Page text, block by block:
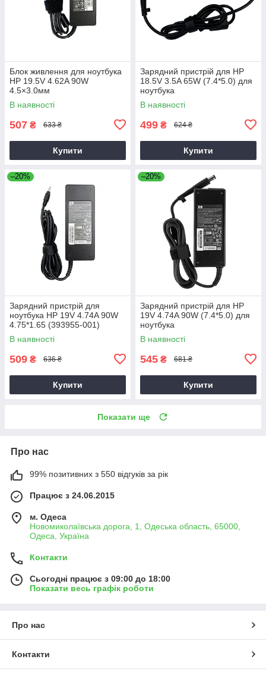
Блок живлення для ноутбука
HP 19.5V 4.62A 90W
4.5×3.0мм
В наявності
507 ₴ 633 ₴
Купити
Зарядний пристрій для HP
18.5V 3.5A 65W (7.4*5.0) для
ноутбука
В наявності
499 ₴ 624 ₴
Купити
–20%
Зарядний пристрій для
ноутбука HP 19V 4.74A 90W
4.75*1.65 (393955-001)
В наявності
509 ₴ 636 ₴
Купити
–20%
Зарядний пристрій для HP
19V 4.74A 90W (7.4*5.0) для
ноутбука
В наявності
545 ₴ 681 ₴
Купити
Показати ще
Про нас
99% позитивних з 550 відгуків за рік
Працює з 24.06.2015
м. Одеса
Новомиколаївська дорога, 1, Одеська область, 65000,
Одеса, Україна
Контакти
Сьогодні працює з 09:00 до 18:00
Показати весь графік роботи
Про нас
Контакти